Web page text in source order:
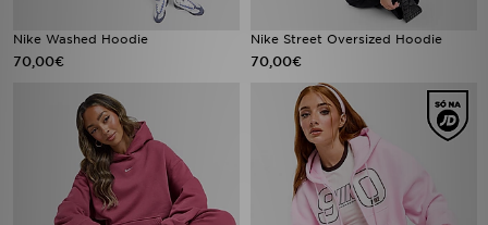
Nike Washed Hoodie
70,00€
Nike Street Oversized Hoodie
70,00€